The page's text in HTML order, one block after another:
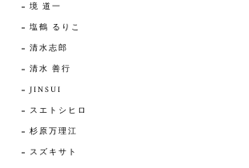
境 道一
塩鶴 るりこ
清水志郎
清水 善行
JINSUI
スエトシヒロ
杉原万理江
スズキサト